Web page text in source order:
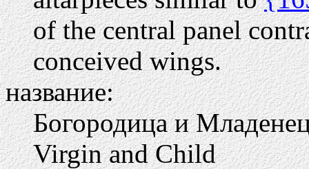
of the central panel
conceived wings.
название:
Богородица и
Virgin and Child